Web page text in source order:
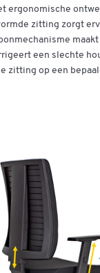
ergonomische
zitting zorgt
een slechte
zitting op een